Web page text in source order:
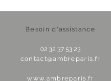
Besoin d'assistance
02 32 37 53 23
contact@ambreparis.fr
www.ambreparis.fr